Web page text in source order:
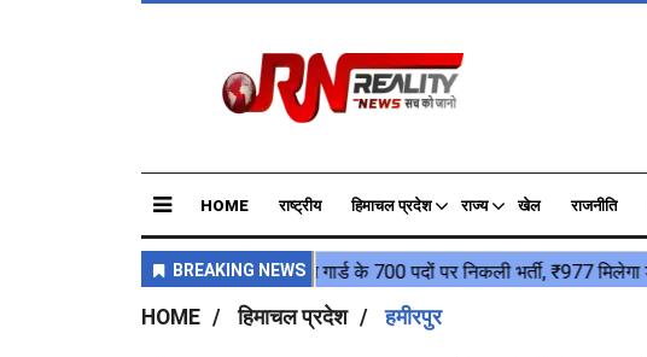
HOME राष्ट्रीय हिमाचल प्रदेश राज्य खेल राजनीति
HOME हिमाचल प्रदेश हमीरपुर